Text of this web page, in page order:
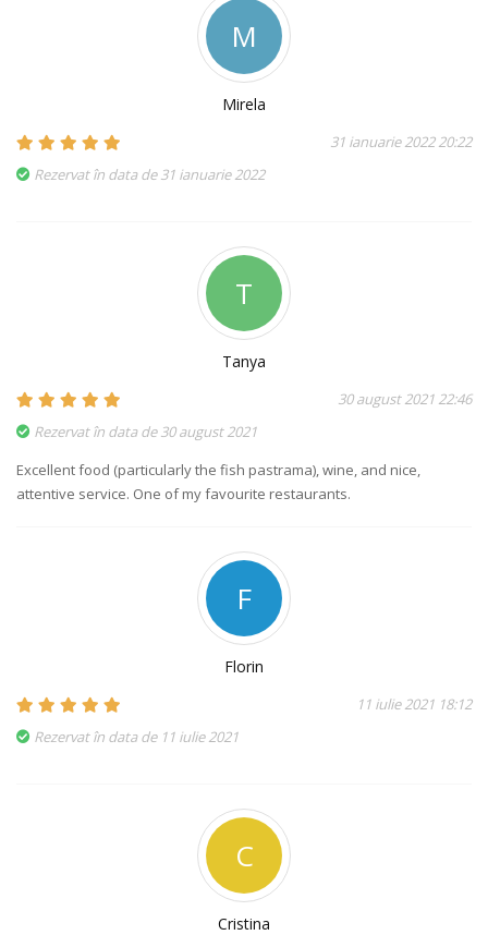
M
Mirela
31 ianuarie 2022 20:22
Rezervat în data de 31 ianuarie 2022
T
Tanya
30 august 2021 22:46
Rezervat în data de 30 august 2021
Excellent food (particularly the fish pastrama), wine, and nice,
attentive service. One of my favourite restaurants.
F
Florin
11 iulie 2021 18:12
Rezervat în data de 11 iulie 2021
C
Cristina